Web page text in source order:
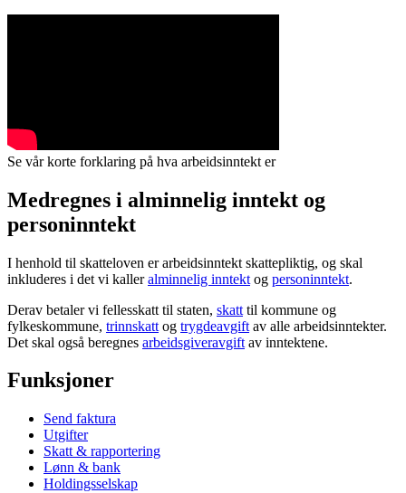
Se vår korte forklaring på hva arbeidsinntekt er
Medregnes i alminnelig inntekt og
personinntekt
I henhold til skatteloven er arbeidsinntekt skattepliktig, og skal
inkluderes i det vi kalleralminnelig inntekt og personinntekt.
Derav betaler vi fellesskatt til staten, skatt til kommune og
fylkeskommune, trinnskatt og trygdeavgift av alle arbeidsinntekter.
Det skal også beregnes arbeidsgiveravgift av inntektene.
Funksjoner
Send faktura
Utgifter
Skatt & rapportering
Lønn & bank
Holdingsselskap